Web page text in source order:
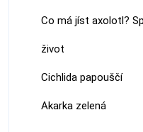
Co má jíst axolotl?
život
Cichlida papouščí
Akarka zelená